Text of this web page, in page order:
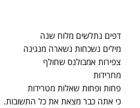
דפים נתלשים מלוח שנה
מילים נשכחות נשארה מנגינה
צפירות אמבולנס שחולף
מחרידות
פחות ופחות שאלות מטרידות
כי אתה כבר מצאת את כל התשובות.